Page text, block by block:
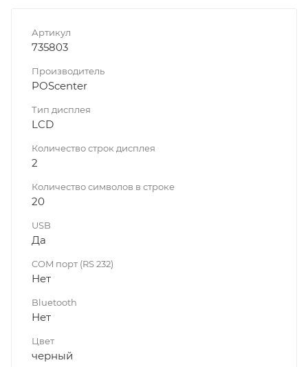
Артикул
735803
Производитель
POScenter
Тип дисплея
LCD
Количество строк дисплея
2
Количество символов в строке
20
USB
Да
COM порт (RS 232)
Нет
Bluetooth
Нет
Цвет
черный